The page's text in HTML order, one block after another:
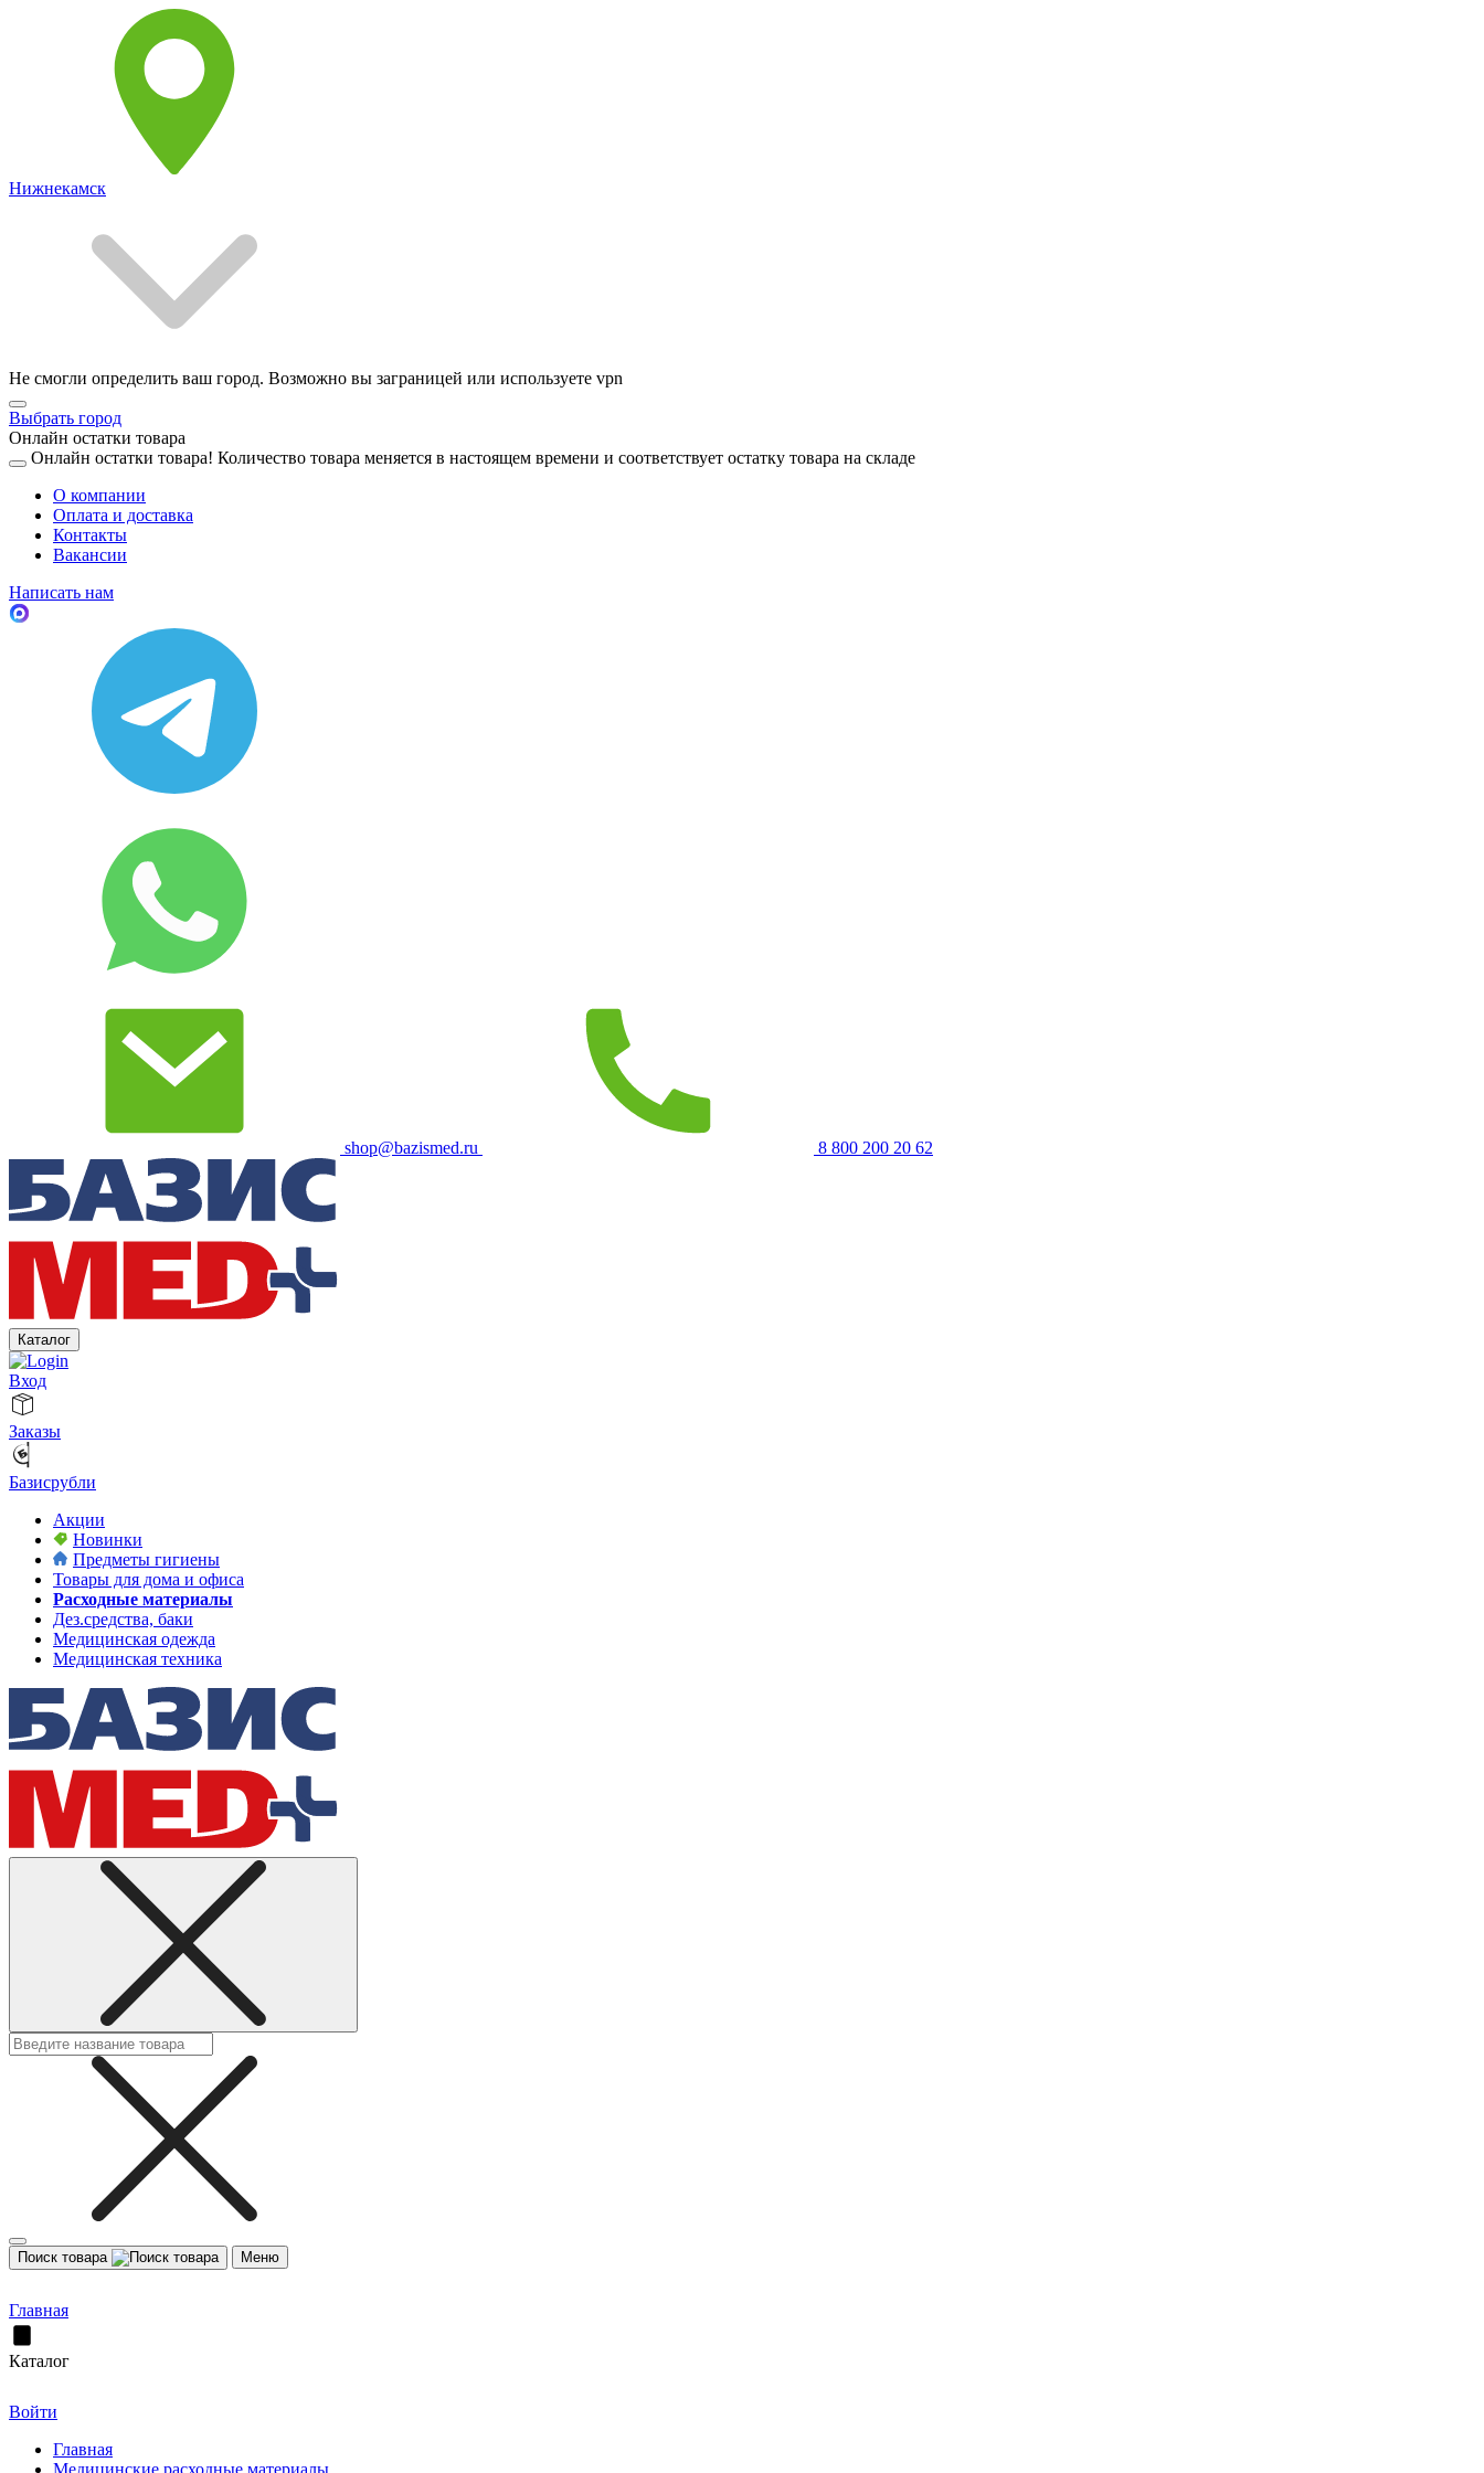
Нижнекамск
Не смогли определить ваш город. Возможно вы заграницей или используете vpn
Выбрать город
Онлайн остатки товара
Онлайн остатки товара! Количество товара меняется в настоящем времени и соответствует остатку товара на складе
О компании
Оплата и доставка
Контакты
Вакансии
Написать нам
shop@bazismed.ru 8 800 200 20 62
Каталог
Вход
Заказы
Базисрубли
Акции
Новинки
Предметы гигиены
Товары для дома и офиса
Расходные материалы
Дез.средства, баки
Медицинская одежда
Медицинская техника
Поиск товара Меню
Главная
Каталог
Войти
Главная
Медицинские расходные материалы